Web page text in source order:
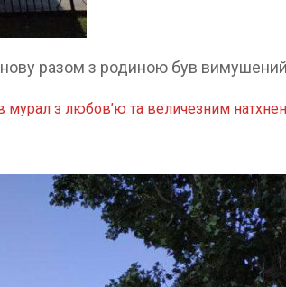
разом з родиною був вимушений
з любов’ю та величезним